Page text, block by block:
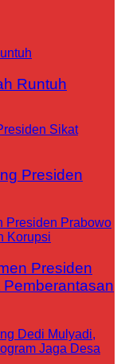
Runtuh
Presiden
Presiden